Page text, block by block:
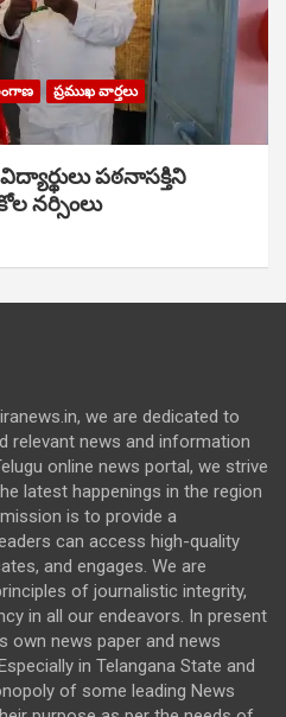
ప్రముఖ వార్తలు
పఠ‌నాసక్తిని
నర్సింలు
we are dedicated to
relevant news and information
online news portal, we strive
latest happenings in the region
is to provide a
can access high-quality
and engages. We are
of journalistic integrity,
in all our endeavors. In present
own news paper and news
in Telangana State and
of some leading News